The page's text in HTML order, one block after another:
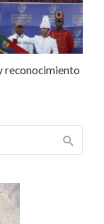
reconocimiento